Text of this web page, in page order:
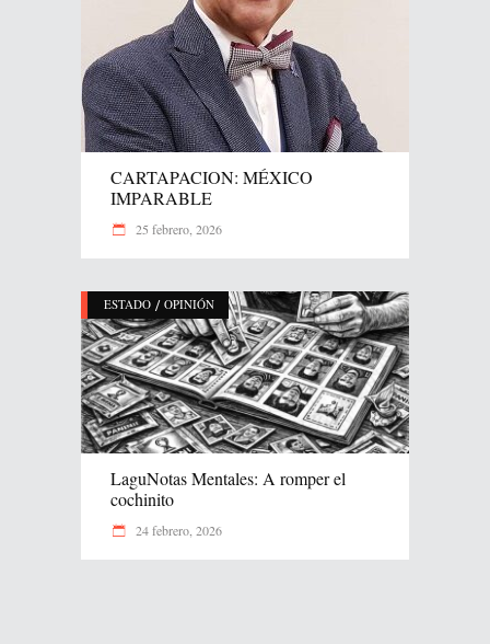
CARTAPACION: MÉXICO
IMPARABLE
25 febrero, 2026
ESTADO / OPINIÓN
LaguNotas Mentales: A romper el
cochinito
24 febrero, 2026